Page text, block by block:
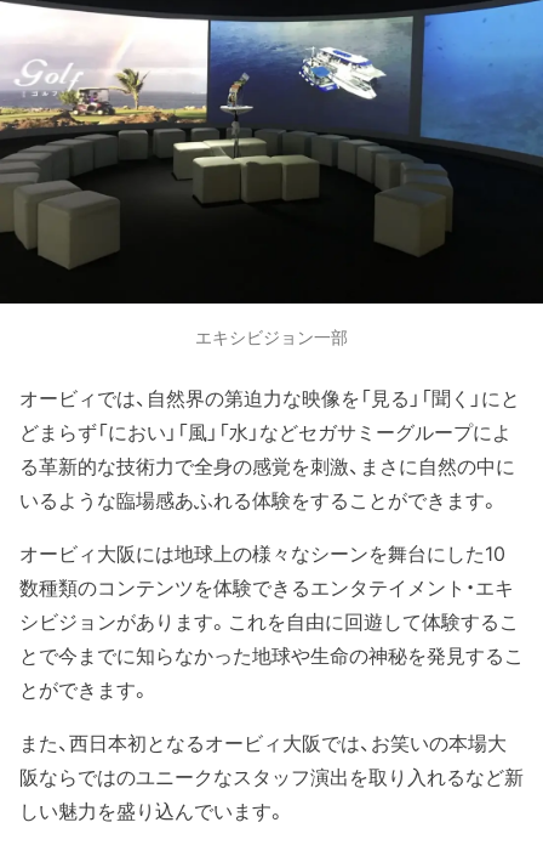
エキシビジョン一部
オービィでは、自然界の第迫力な映像を「見る」「聞く」にと
どまらず「におい」「風」「水」などセガサミーグループによ
る革新的な技術力で全身の感覚を刺激、まさに自然の中に
いるような臨場感あふれる体験をすることができます。
オービィ大阪には地球上の様々なシーンを舞台にした10
数種類のコンテンツを体験できるエンタテイメント・エキ
シビジョンがあります。これを自由に回遊して体験するこ
とで今までに知らなかった地球や生命の神秘を発見するこ
とができます。
また、西日本初となるオービィ大阪では、お笑いの本場大
阪ならではのユニークなスタッフ演出を取り入れるなど新
しい魅力を盛り込んでいます。